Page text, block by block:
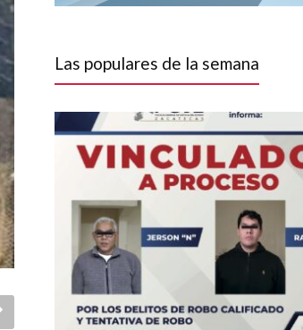
Las populares de la semana